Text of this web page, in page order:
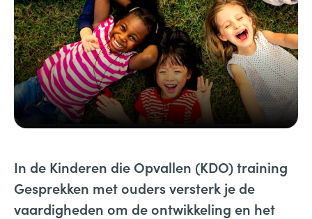
In de Kinderen die Opvallen (KDO) training
Gesprekken met ouders versterk je de
vaardigheden om de ontwikkeling en het